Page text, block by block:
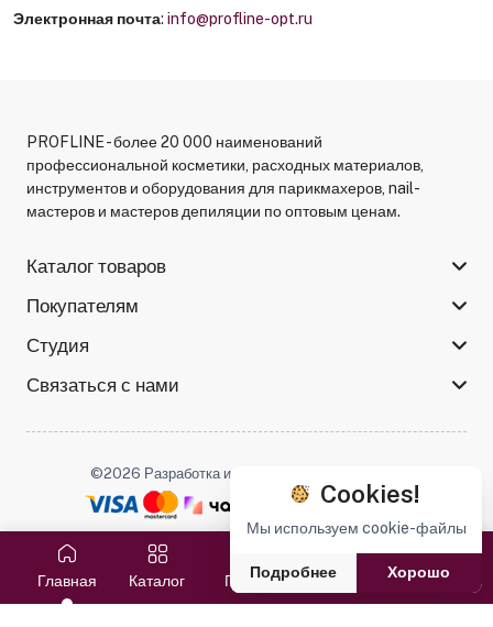
Главная Каталог Поиск Избранное Корзина
Электронная почта: info@profline-opt.ru
PROFLINE - более 20 000 наименований
профессиональной косметики, расходных материалов,
инструментов и оборудования для парикмахеров, nail-
мастеров и мастеров депиляции по оптовым ценам.
Каталог товаров
Покупателям
Студия
Связаться с нами
©2026 Разработка и поддержка -
Мы в соцсетях :
Cookies!
Мы используем cookie-файлы
Подробнее Хорошо